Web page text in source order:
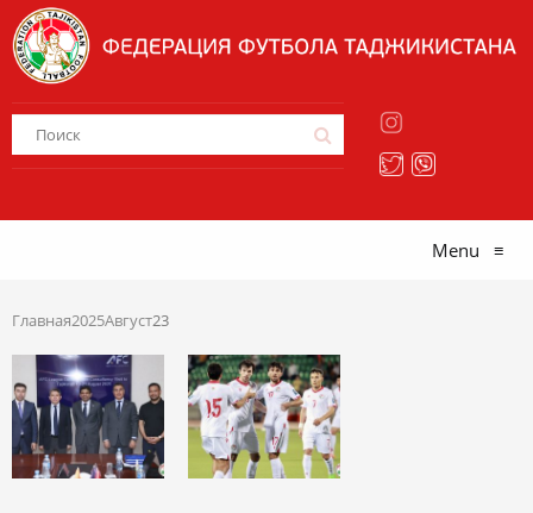
Menu ≡
Главная2025Август23